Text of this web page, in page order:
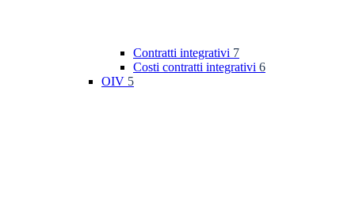
Contratti integrativi 7
Costi contratti integrativi 6
OIV 5